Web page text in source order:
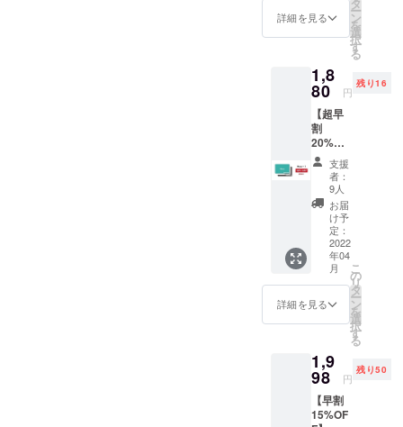
込・送
料込）
■３色か
みのカ
ラーを
お選び
くださ
い ■４
月中旬
を目安
にお届
けを予
定して
おりま
す ■製
品発送
日より
３ヶ月
の製品
保証あ
詳細を見る ー
ン
を
選
択
す
る
1,8
80 円
残り16
【超早
割
20%OF
F】
Macy
カード
１枚
（印字
あり）
■価格：
1,880円
（税
込・送
料込）
■３色か
らお好
ラーを
お選び
くださ
い ■４
月中旬
支援
者：
9人
お届
け予
定：
2022
年04
月
詳細を見る
こ
の
リ
タ
ー
ン
を
選
択
す
る
1,9
98 円
残り50
【早割
15%OF